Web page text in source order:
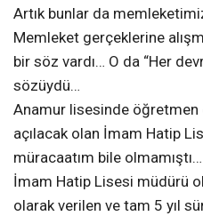
Artık bunlar da
Memleket gerçeklerine
bir söz vardı… O da “Her
sözüydü…
Anamur lisesinde öğretmen
açılacak olan İmam Hatip
müracaatım bile olmamıştı…
İmam Hatip Lisesi müdürü
olarak verilen ve tam 5 yıl